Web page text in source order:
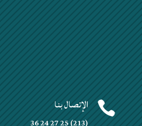
 الإتصال بنا